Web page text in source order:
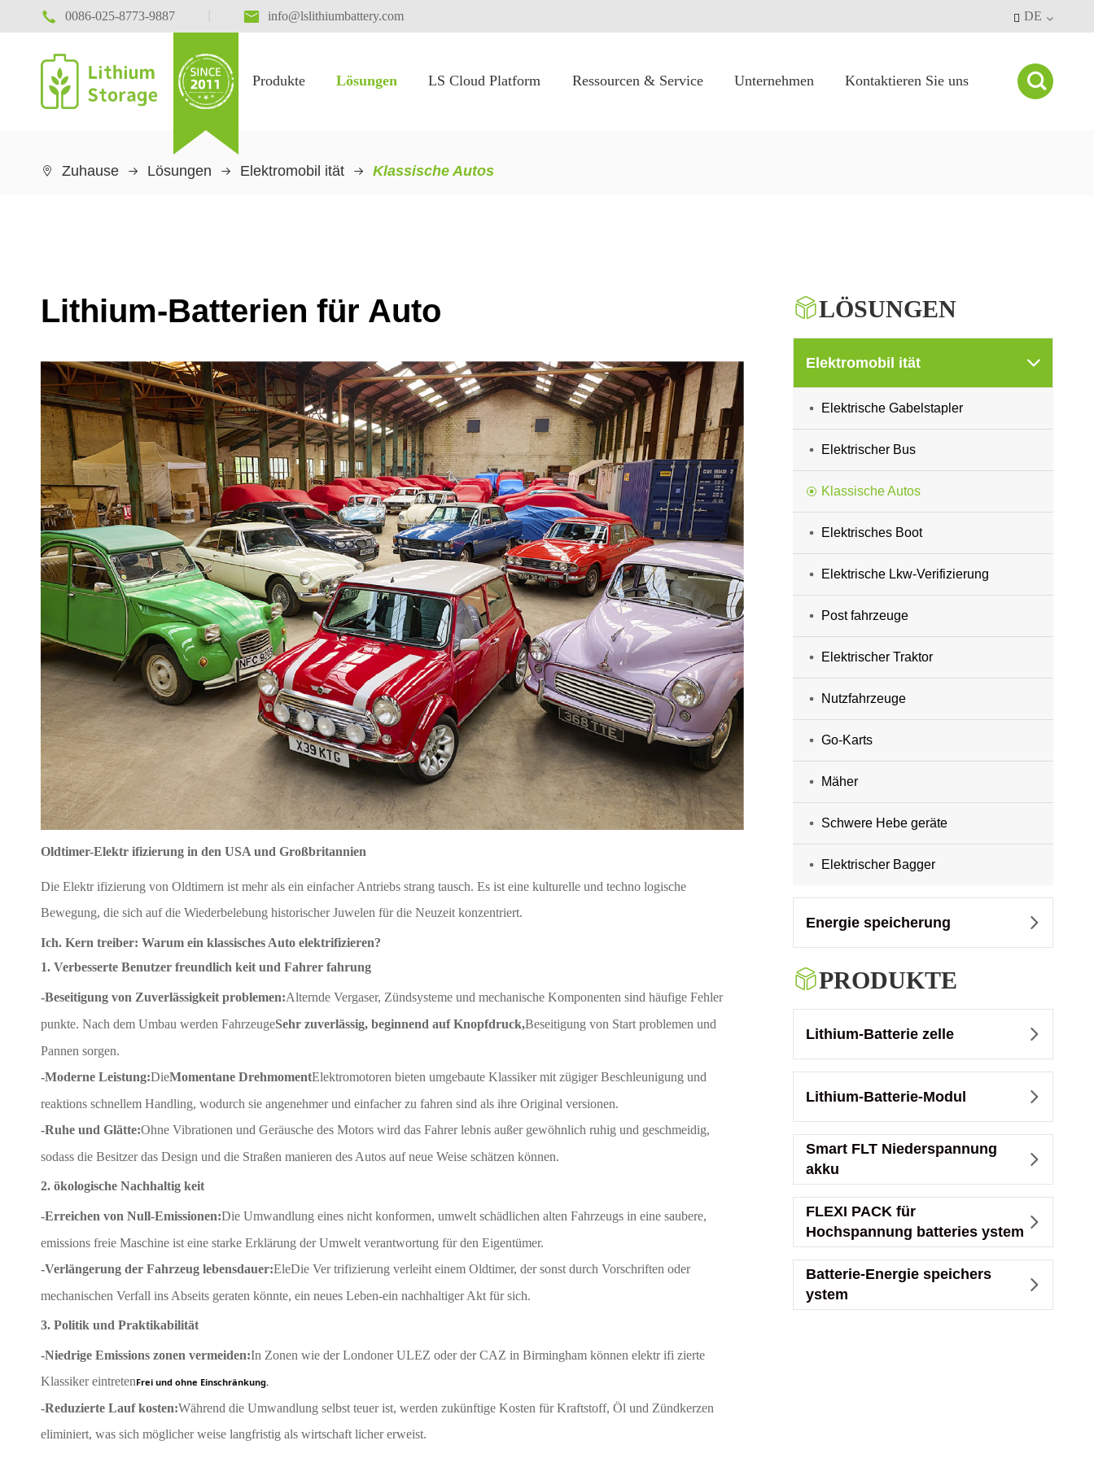
 0086-025-8773-9887  info@lslithiumbattery.com  DE
Produkte Lösungen LS Cloud Platform Ressourcen & Service Unternehmen Kontaktieren Sie uns 
 Zuhause Lösungen Elektromobil ität Klassische Autos
Lithium-Batterien für Auto
Oldtimer-Elektr ifizierung in den USA und Großbritannien
Die Elektr ifizierung von Oldtimern ist mehr als ein einfacher Antriebs strang tausch. Es ist eine kulturelle und techno logische
Bewegung, die sich auf die Wiederbelebung historischer Juwelen für die Neuzeit konzentriert.
Ich. Kern treiber: Warum ein klassisches Auto elektrifizieren?
1. Verbesserte Benutzer freundlich keit und Fahrer fahrung
-Beseitigung von Zuverlässigkeit problemen:Alternde Vergaser, Zündsysteme und mechanische Komponenten sind häufige Fehler
punkte. Nach dem Umbau werden FahrzeugeSehr zuverlässig, beginnend auf Knopfdruck,Beseitigung von Start problemen und
Pannen sorgen.
-Moderne Leistung:DieMomentane DrehmomentElektromotoren bieten umgebaute Klassiker mit zügiger Beschleunigung und
reaktions schnellem Handling, wodurch sie angenehmer und einfacher zu fahren sind als ihre Original versionen.
-Ruhe und Glätte:Ohne Vibrationen und Geräusche des Motors wird das Fahrer lebnis außer gewöhnlich ruhig und geschmeidig,
sodass die Besitzer das Design und die Straßen manieren des Autos auf neue Weise schätzen können.
2. ökologische Nachhaltig keit
-Erreichen von Null-Emissionen:Die Umwandlung eines nicht konformen, umwelt schädlichen alten Fahrzeugs in eine saubere,
emissions freie Maschine ist eine starke Erklärung der Umwelt verantwortung für den Eigentümer.
-Verlängerung der Fahrzeug lebensdauer:EleDie Ver trifizierung verleiht einem Oldtimer, der sonst durch Vorschriften oder
mechanischen Verfall ins Abseits geraten könnte, ein neues Leben-ein nachhaltiger Akt für sich.
3. Politik und Praktikabilität
-Niedrige Emissions zonen vermeiden:In Zonen wie der Londoner ULEZ oder der CAZ in Birmingham können elektr ifi zierte
Klassiker eintretenFrei und ohne Einschränkung.
-Reduzierte Lauf kosten:Während die Umwandlung selbst teuer ist, werden zukünftige Kosten für Kraftstoff, Öl und Zündkerzen
eliminiert, was sich möglicher weise langfristig als wirtschaft licher erweist.
LÖSUNGEN
Elektromobil ität 
Elektrische Gabelstapler
Elektrischer Bus
Klassische Autos
Elektrisches Boot
Elektrische Lkw-Verifizierung
Post fahrzeuge
Elektrischer Traktor
Nutzfahrzeuge
Go-Karts
Mäher
Schwere Hebe geräte
Elektrischer Bagger
Energie speicherung 
PRODUKTE
Lithium-Batterie zelle 
Lithium-Batterie-Modul 
Smart FLT Niederspannung
akku

FLEXI PACK für
Hochspannung batteries ystem

Batterie-Energie speichers
ystem
